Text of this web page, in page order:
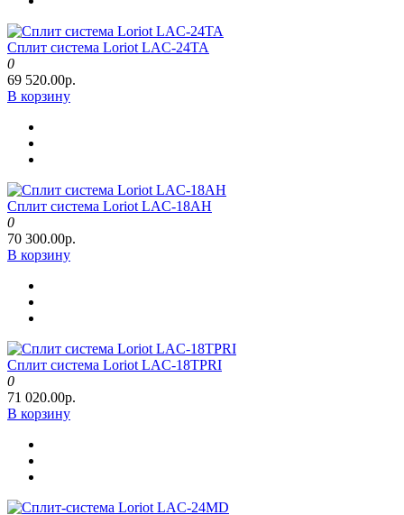
Сплит система Loriot LAC-24TA
0
69 520.00р.
В корзину
Сплит система Loriot LAC-18AH
0
70 300.00р.
В корзину
Сплит система Loriot LAC-18TPRI
0
71 020.00р.
В корзину